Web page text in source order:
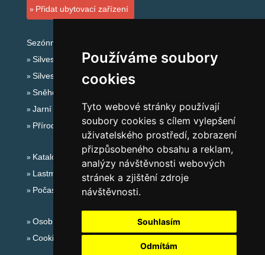
Používáme soubory
cookies
Tyto webové stránky používají
soubory cookies s cílem vylepšení
uživatelského prostředí, zobrazení
přizpůsobeného obsahu a reklam,
analýzy návštěvnosti webových
stránek a zjištění zdroje
návštěvnosti.
Souhlasím
Odmítám
Přidat ubytovací zařízení
Sezónní odkazy:
Silvester Jeseníky
Silvestr na horách 2025/26
Sněhové zpravodajství
Jarní prázdniny 2027
Přírodní koupaliště
Katalog ubytování Jeseníky
Lastminute Jeseníky
Počasí na horách
Osobní údaje
Cookies